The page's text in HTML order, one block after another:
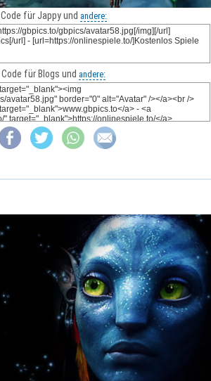
Code für Jappy und andere:
Code für Blogs und andere: